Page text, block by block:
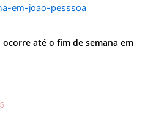
ocorre até o fim de semana em